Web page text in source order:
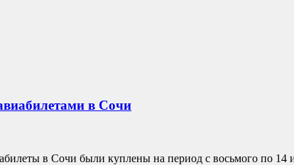
в Сочи
в Сочи были куплены на период с восьмого по 14